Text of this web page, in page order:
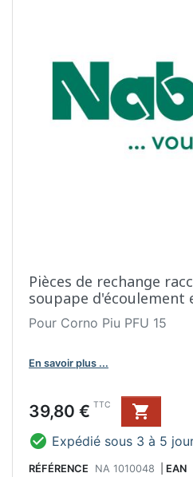
Pièces de rechange
soupape
Pour Corno Piu PFU 15
En savoir plus ...
Prix
39,80 € TTC

 Expédié sous 3 à 5
RÉFÉRENCE NA 1010048 EAN